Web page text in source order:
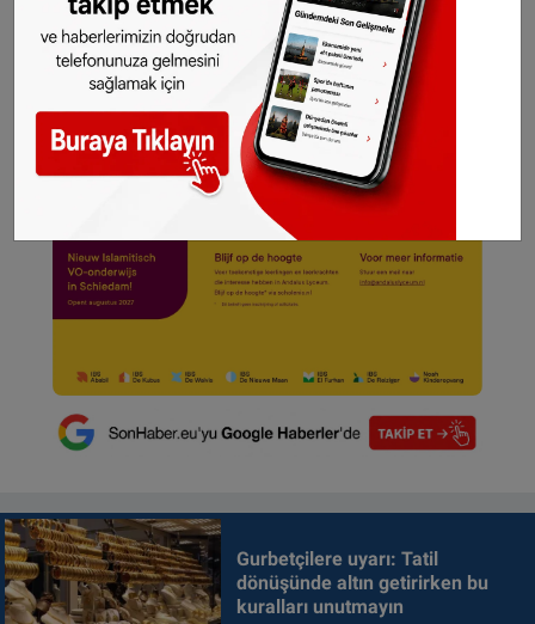
Gurbetçilere uyarı: Tatil
dönüşünde altın getirirken bu
kuralları unutmayın